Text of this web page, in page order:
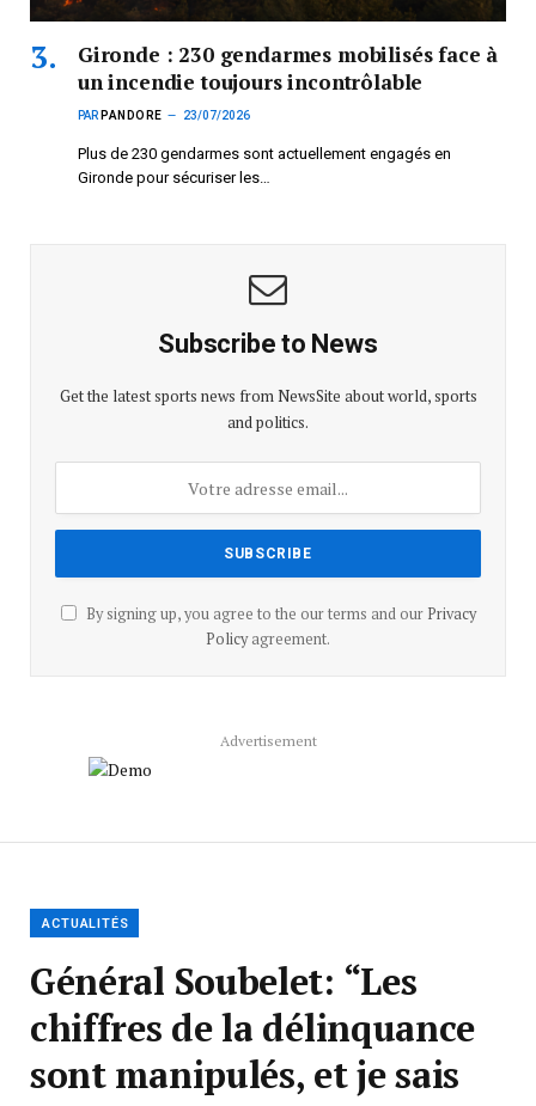
Gironde : 230 gendarmes mobilisés face à
un incendie toujours incontrôlable
PAR PANDORE 23/07/2026
Plus de 230 gendarmes sont actuellement engagés en
Gironde pour sécuriser les…
Subscribe to News
Get the latest sports news from NewsSite about world, sports
and politics.
By signing up, you agree to the our terms and our Privacy
Policyagreement.
Advertisement
ACTUALITÉS
Général Soubelet: “Les
chiffres de la délinquance
sont manipulés, et je sais